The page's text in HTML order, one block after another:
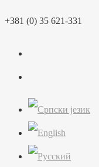
к
+381 (0) 35 621-331